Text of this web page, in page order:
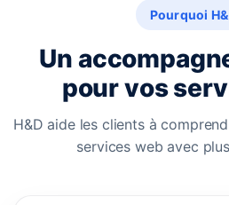
Pourquoi
Un
pour vos
H&D aide les clients à
services web avec